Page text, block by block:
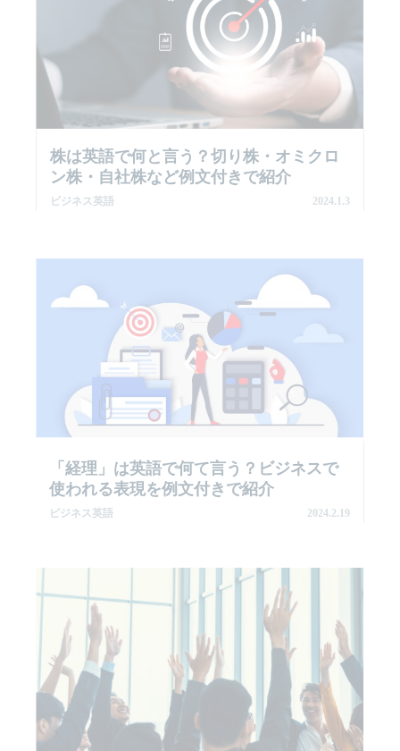
株は英語で何と言う？切り株・オミクロ
ン株・自社株など例文付きで紹介
ビジネス英語 2024.1.3
「経理」は英語で何て言う？ビジネスで
使われる表現を例文付きで紹介
ビジネス英語 2024.2.19